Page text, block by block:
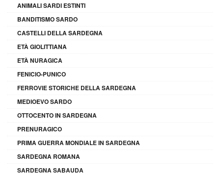
ANIMALI SARDI ESTINTI
BANDITISMO SARDO
CASTELLI DELLA SARDEGNA
ETÀ GIOLITTIANA
ETÀ NURAGICA
FENICIO-PUNICO
FERROVIE STORICHE DELLA SARDEGNA
MEDIOEVO SARDO
OTTOCENTO IN SARDEGNA
PRENURAGICO
PRIMA GUERRA MONDIALE IN SARDEGNA
SARDEGNA ROMANA
SARDEGNA SABAUDA